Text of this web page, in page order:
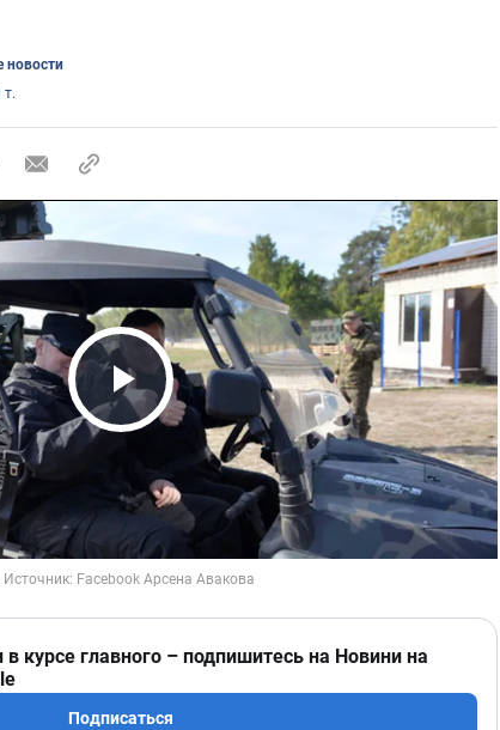
новости
т.
Play Video
курсе главного – подпишитесь на Новини на
Подписаться